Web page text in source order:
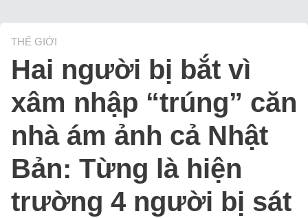
THẾ GIỚI
Hai người bị bắt vì
xâm nhập “trúng” căn
nhà ám ảnh cả Nhật
Bản: Từng là hiện
trường 4 người bị sát